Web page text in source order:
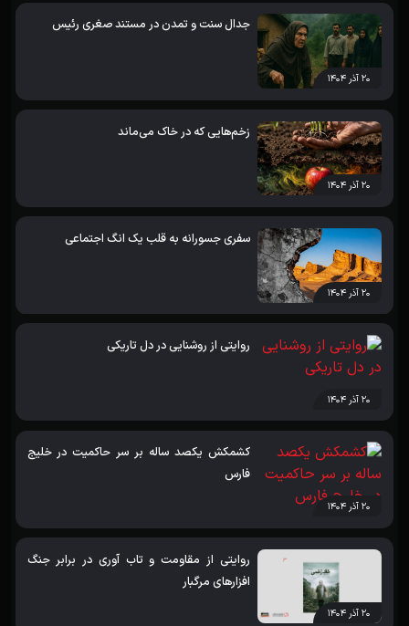
۲۰ آذر ۱۴۰۴
جدال سنت و تمدن در مستند صغری رئیس
۲۰ آذر ۱۴۰۴
زخم‌هایی که در خاک می‌ماند
۲۰ آذر ۱۴۰۴
سفری جسورانه به قلب یک انگ اجتماعی
۲۰ آذر ۱۴۰۴
روایتی از روشنایی در دل تاریکی
۲۰ آذر ۱۴۰۴
کشمکش یکصد ساله بر سر حاکمیت در خلیج
فارس
۲۰ آذر ۱۴۰۴
روایتی از مقاومت و تاب آوری در برابر جنگ
افزارهای مرگبار